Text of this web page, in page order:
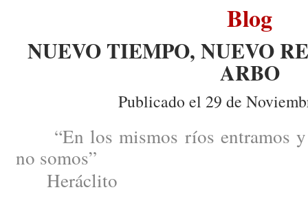
Blog
NUEVO TIEMPO, NUEVO
ARBO
Publicado el 29 de
“En los mismos ríos entramos y
no somos”
Heráclito